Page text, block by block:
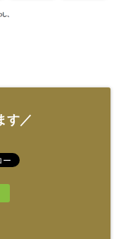
す／